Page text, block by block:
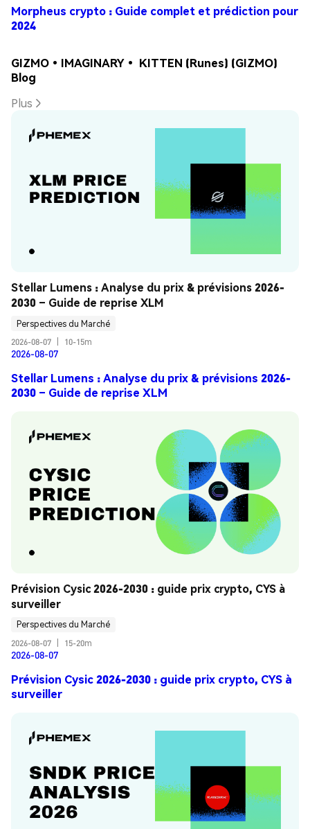
Morpheus crypto : Guide complet et prédiction pour
2024
GIZMO•IMAGINARY• KITTEN (Runes) (GIZMO)
Blog
Plus
Stellar Lumens : Analyse du prix & prévisions 2026-
2030 – Guide de reprise XLM
Perspectives du Marché
2026-08-07
10-15m
2026-08-07
Stellar Lumens : Analyse du prix & prévisions 2026-
2030 – Guide de reprise XLM
Prévision Cysic 2026-2030 : guide prix crypto, CYS à
surveiller
Perspectives du Marché
2026-08-07
15-20m
2026-08-07
Prévision Cysic 2026-2030 : guide prix crypto, CYS à
surveiller